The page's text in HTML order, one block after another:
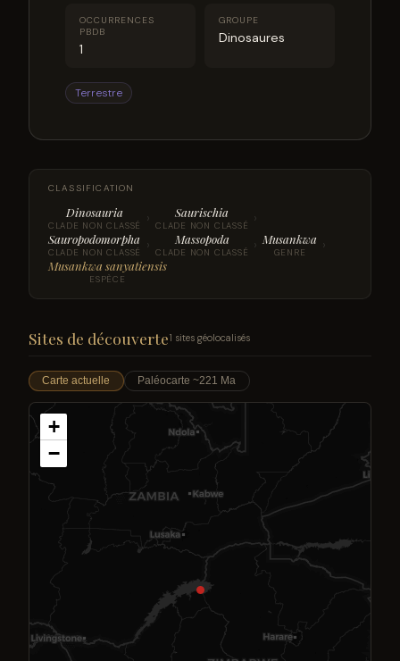
OCCURRENCES
PBDB
1
GROUPE
Dinosaures
Terrestre
CLASSIFICATION
Dinosauria
CLADE NON CLASSÉ › Saurischia
CLADE NON CLASSÉ ›
Sauropodomorpha
CLADE NON CLASSÉ › Massopoda
CLADE NON CLASSÉ › Musankwa
GENRE ›
Musankwa sanyatiensis
ESPÈCE
Sites de découverte1 sites géolocalisés
Carte actuelle Paléocarte ~221 Ma
+
−